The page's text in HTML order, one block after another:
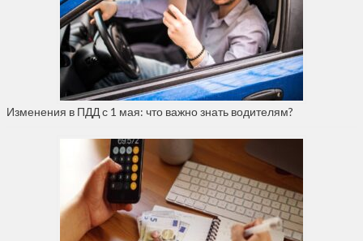
Изменения в ПДД с 1 мая: что важно знать водителям?